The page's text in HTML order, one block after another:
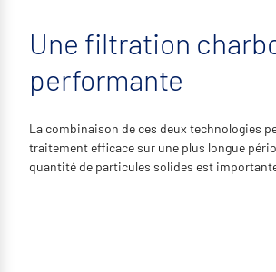
Une filtration
performante
La combinaison de ces deux technologies
traitement efficace sur une plus longue
quantité de particules solides est